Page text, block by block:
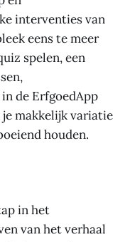
interventies van
eens te meer
spelen, een
de ErfgoedApp
je makkelijk variatie
houden.
in het
van het verhaal